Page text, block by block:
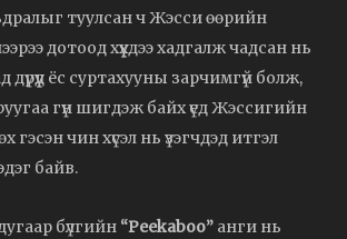
туулсан ч Жэсси өөрийн
дотоод хүүхдээ хадгалж чадсан нь
дүрүүд ёс суртахууны зарчимгүй болж,
гүн шигдэж байх үед Жэссигийн
гэсэн чин хүсэл нь үзэгчдэд итгэл
байв.
бүлгийн “Peekaboo” анги нь